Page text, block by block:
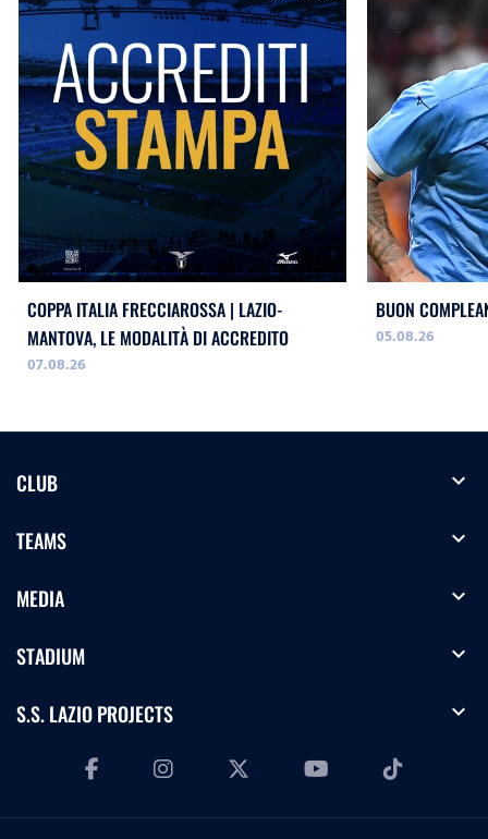
COPPA ITALIA FRECCIAROSSA | LAZIO-
MANTOVA, LE MODALITÀ DI ACCREDITO
07.08.26
BUON
05.08.26
CLUB expand_more
TEAMS expand_more
MEDIA expand_more
STADIUM expand_more
S.S. LAZIO PROJECTS expand_more